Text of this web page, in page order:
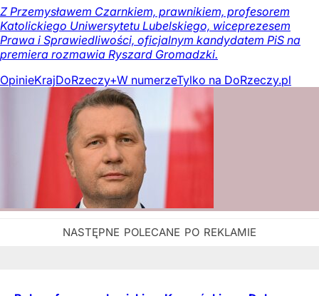
Z Przemysławem Czarnkiem, prawnikiem, profesorem
Katolickiego Uniwersytetu Lubelskiego, wiceprezesem
Prawa i Sprawiedliwości, oficjalnym kandydatem PiS na
premiera rozmawia Ryszard Gromadzki.
OpinieKrajDoRzeczy+W numerzeTylko na DoRzeczy.pl